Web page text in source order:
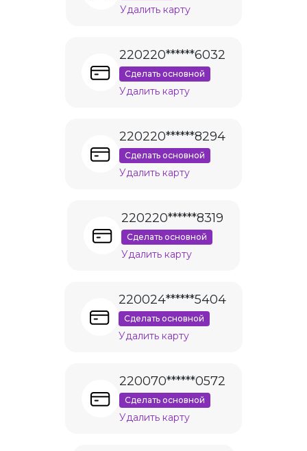
Удалить карту
220220******6032
Сделать основной
Удалить карту
220220******8294
Сделать основной
Удалить карту
220220******8319
Сделать основной
Удалить карту
220024******5404
Сделать основной
Удалить карту
220070******0572
Сделать основной
Удалить карту